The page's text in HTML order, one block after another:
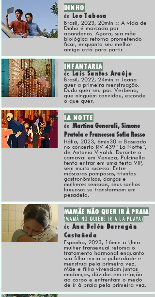
DINHO
de Leo Tabosa
Brasil, 2023, 20min :: A vida de
Dinho é marcada por
abandonos. Agora, sua mãe
biológica retorna prometendo
ficar, enquanto seu melhor
amigo está para partir.
INFANTARIA
deLaís Santos Araújo
Brasil, 2022, 24min :: Joana
quer aprimeira menstruação.
Dudu quer seu pai. Verbena,
que ninguém convidou, esconde
o que quer.
LA NOTTE
de Martina Generali, Simone
Pratola e Francesca Sofia Rosso
Itália, 2023, 6min30 :: Baseado
no concerto RV 439 “La Notte”,
de Antonio Vivaldi. Durante o
carnaval em Veneza, Pulcinella
tenta entrar em uma festa VIP,
sem muito sucesso. Entre
máscaras pomposas, triunfos
gastronômicos, danças e
mulheres sensuais, seus sonhos
luxuosos se transformam em
pesadelo.
MAMÃE NÃO QUER IR À PRAIA
(MAMÁ NO QUIERE IR A LA PLAYA)
de Ana Belén Barragán
Castañeda
Espanha, 2023, 16min :: Uma
mulher transexual retoma o
tratamento hormonal enquanto
sua filha inicia a puberdade e
menstrua pela primeira vez.
Mãe e filha vivenciam juntas
mudanças, dúvidas em relação
ao corpo e enfrentam o medo
de ir à praia pela primeira vez.